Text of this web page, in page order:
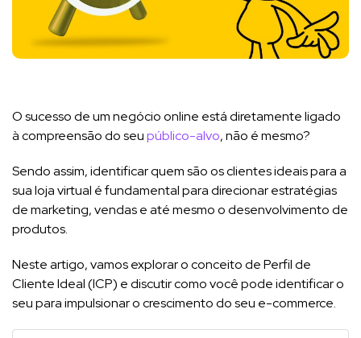
O sucesso de um negócio online está diretamente ligado
à compreensão do seupúblico-alvo, não é mesmo?
Sendo assim, identificar quem são os clientes ideais para a
sua loja virtual é fundamental para direcionar estratégias
de marketing, vendas e até mesmo o desenvolvimento de
produtos.
Neste artigo, vamos explorar o conceito de Perfil de
Cliente Ideal (ICP) e discutir como você pode identificar o
seu para impulsionar o crescimento do seu e-commerce.